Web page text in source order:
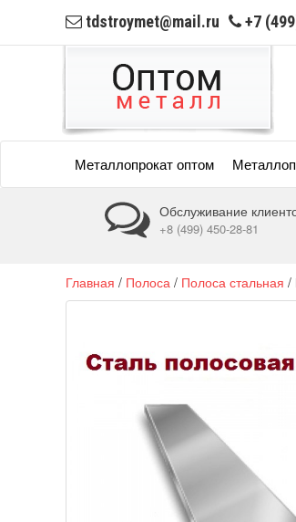
tdstroymet@mail.ru +7
Металлопрокат оптом
Обслуживание
+8 (499) 450-28-81
Главная / Полоса / Полоса стальная /